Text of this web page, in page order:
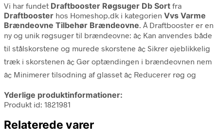
Vi har fundet Draftbooster Røgsuger Db Sort fra
Draftbooster hos Homeshop.dk i kategorien Vvs Varme
Brændeovne Tilbehør Brændeovne. Â Draftbooster er en
ny og unik røgsuger til brændeovne: â¢ Kan anvendes både
til stålskorstene og murede skorstene â¢ Sikrer øjeblikkelig
træk i skorstenen â¢ Gør optændingen i brændeovnen nem
â¢ Minimerer tilsodning af glasset â¢ Reducerer røg og
Yderlige produktinformationer:
Produkt id: 1821981
Relaterede varer